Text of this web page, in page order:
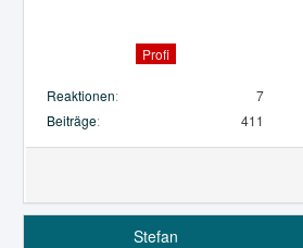
Profi
Reaktionen
7
Beiträge
411
Stefan